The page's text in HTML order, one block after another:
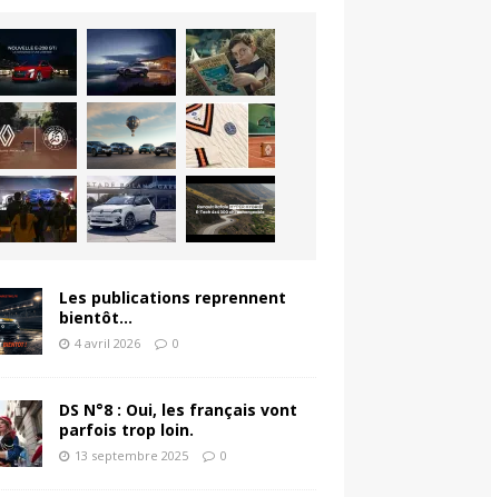
Les publications reprennent
bientôt…
4 avril 2026 0
DS N°8 : Oui, les français vont
parfois trop loin.
13 septembre 2025 0